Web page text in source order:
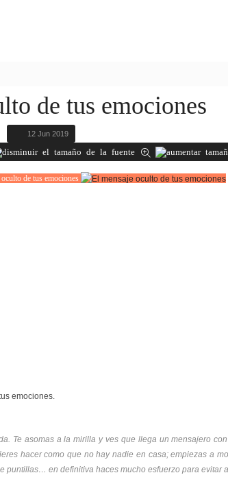
de tus emociones
12 Jun 2019
de tus emociones
emociones.
Te asomas a la mirilla y ves que llega un mensajero
hacer como que no hay nadie en casa; empiezas a
puntillas… en definitiva haces mucho esfuerzo para evitar